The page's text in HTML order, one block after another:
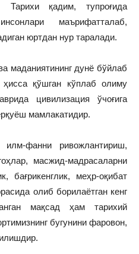
қадим, тупроғида
маърифатталаб,
юртдан нур таралади.
маданиятининг дунё бўйлаб
ҳисса қўшган кўплаб олиму
цивилизация ўчоғига
мамлакатидир.
фанни ривожлантириш,
масжид-мадрасаларни
бағрикенглик, меҳр-оқибат
олиб борилаётган кенг
мақсад ҳам тарихий
бугунини фаровон,